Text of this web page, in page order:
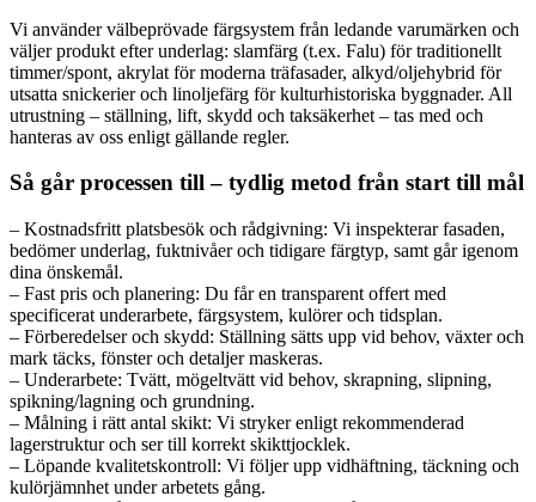
Vi använder välbeprövade färgsystem från ledande varumärken och
väljer produkt efter underlag: slamfärg (t.ex. Falu) för traditionellt
timmer/spont, akrylat för moderna träfasader, alkyd/oljehybrid för
utsatta snickerier och linoljefärg för kulturhistoriska byggnader. All
utrustning – ställning, lift, skydd och taksäkerhet – tas med och
hanteras av oss enligt gällande regler.
Så går processen till – tydlig metod från start till mål
– Kostnadsfritt platsbesök och rådgivning: Vi inspekterar fasaden,
bedömer underlag, fuktnivåer och tidigare färgtyp, samt går igenom
dina önskemål.
– Fast pris och planering: Du får en transparent offert med
specificerat underarbete, färgsystem, kulörer och tidsplan.
– Förberedelser och skydd: Ställning sätts upp vid behov, växter och
mark täcks, fönster och detaljer maskeras.
– Underarbete: Tvätt, mögeltvätt vid behov, skrapning, slipning,
spikning/lagning och grundning.
– Målning i rätt antal skikt: Vi stryker enligt rekommenderad
lagerstruktur och ser till korrekt skikttjocklek.
– Löpande kvalitetskontroll: Vi följer upp vidhäftning, täckning och
kulörjämnhet under arbetets gång.